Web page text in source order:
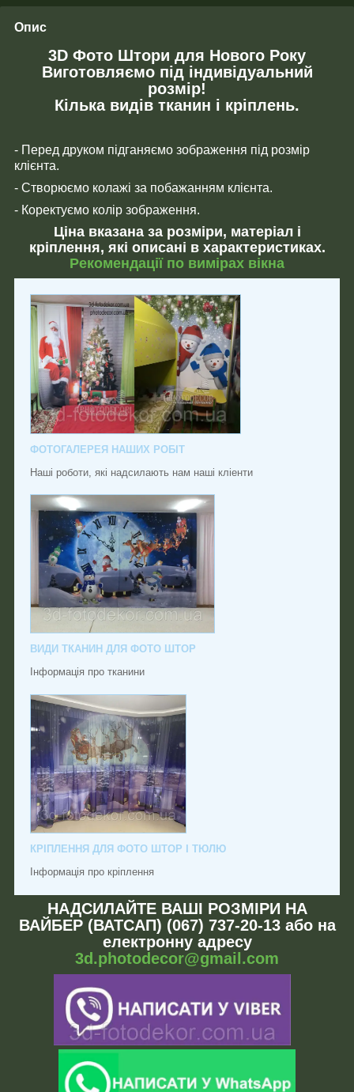
Опис
3D Фото Штори для Нового Року
Виготовляємо під індивідуальний
розмір!
Кілька видів тканин і кріплень.
- Перед друком підганяємо зображення під розмір
клієнта.
- Створюємо колажі за побажанням клієнта.
- Коректуємо колір зображення.
Ціна вказана за розміри, матеріал і
кріплення, які описані в характеристиках.
Рекомендації по вимірах вікна
ФОТОГАЛЕРЕЯ НАШИХ РОБІТ
Наші роботи, які надсилають нам наші кліенти
ВИДИ ТКАНИН ДЛЯ ФОТО ШТОР
Інформація про тканини
КРІПЛЕННЯ ДЛЯ ФОТО ШТОР І ТЮЛЮ
Інформація про кріплення
НАДСИЛАЙТЕ ВАШІ РОЗМІРИ НА
ВАЙБЕР (ВАТСАП) (067) 737-20-13 або на
електронну адресу
3d.photodecor@gmail.com